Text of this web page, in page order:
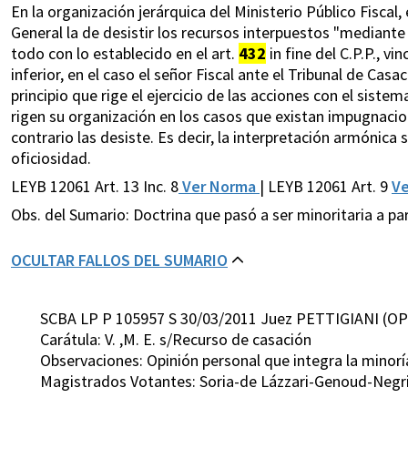
En la organización jerárquica del Ministerio Público
General la de desistir los recursos interpuestos
todo con lo establecido en el art. 432 in fine del C.P.P.,
inferior, en el caso el señor Fiscal ante el Tribunal de
principio que rige el ejercicio de las acciones con el
rigen su organización en los casos que existan
contrario las desiste. Es decir, la interpretación armónica
oficiosidad.
LEYB 12061 Art. 13 Inc. 8Ver Norma | LEYB 12061 Art. 9
Obs. del Sumario: Doctrina que pasó a ser minoritaria a
OCULTAR FALLOS DEL SUMARIO
SCBA LP P 105957 S 30/03/2011 Juez PETTIGIANI
Carátula: V. ,M. E. s/Recurso de casación
Observaciones: Opinión personal que integra la
Magistrados Votantes: Soria-de Lázzari-Genoud-